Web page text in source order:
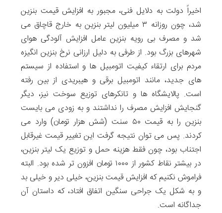
اخیراً دولت به دلایل فنی، مجبور به افزایش قیمت بنزین
شد، چون روزانه ۳ میلیون لیتر بنزین به خارج قاچاق می
شد و مصرف بی رویه بنزین عامل افزایش آلودگی هوای
شهرهای بزرگ بود. از طرفی به دلیل ارزانی نرخ بنزین انگیزه
مردم برای ارتقاء کیفیت اتومبیل ها و استفاده از سیستم
های جدید، مانند اتومبیل برقی و هیبریدی از بین رفته
است. پالایشگاه ها و تانکرهای توزیع سوخت نیز، دیگر
گنجایش افزایش مصرف را نداشتند و به زودی می بایست
بنزین را به قیمت ۵۰ سنت (شش هزار تومان) وارد می
کردند. پس می توان نتیجه گرفت این تغییر قیمت غیرقابل
اجتناب بود، چون فقط هزینه حمل و توزیع یک لیتر بنزین،
در بیشتر نقاط کشور از ۱۰۰۰ تومان افزون تر شده بود. البته
فراموش نکنیم که افزایش قیمت بنزین، خیلی دیر و خیلی بد
و به شکل یک جراحی سنگین اتفاق افتاد، که داستان آن
جداگانه است.